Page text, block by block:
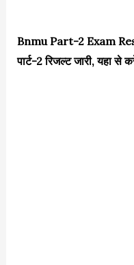
Bnmu Part-2 Exam
पार्ट-2 रिजल्ट जारी, यहा से